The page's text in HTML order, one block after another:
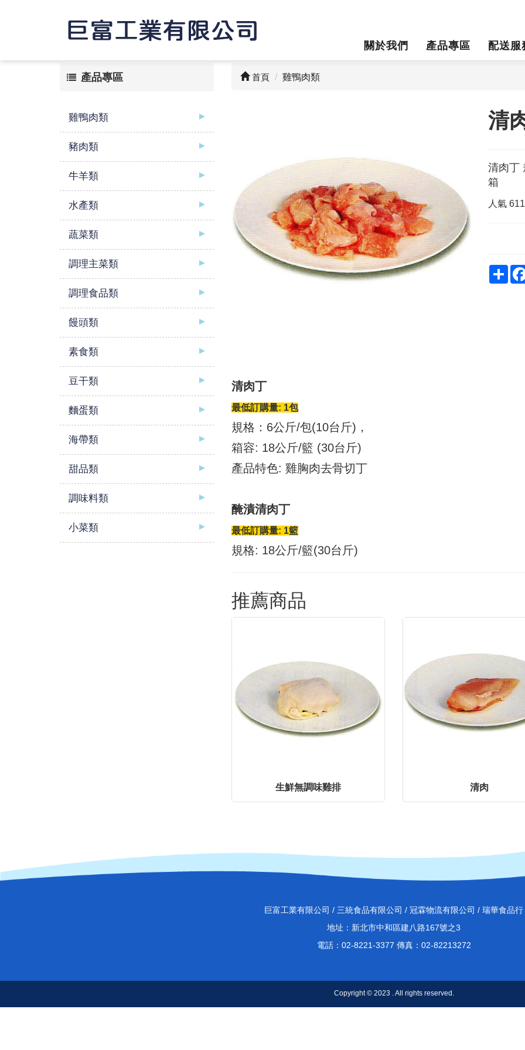
關於我們 產品專區 配送服
產品專區
雞鴨肉類
豬肉類
牛羊類
水產類
蔬菜類
調理主菜類
調理食品類
饅頭類
素食類
豆干類
麵蛋類
海帶類
甜品類
調味料類
小菜類
首頁 雞鴨肉類
清
清肉丁
箱
人氣
清肉丁
最低訂購量: 1包
規格：6公斤/包(10台斤)，
箱容: 18公斤/籃 (30台斤)
產品特色: 雞胸肉去骨切丁
醃漬清肉丁
最低訂購量: 1籃
規格: 18公斤/籃(30台斤)
推薦商品
生鮮無調味雞排 清肉
巨富工業有限公司 / 三統食品有限公司 / 冠霖物流有限公司 / 瑞華食品行
地址：新北市中和區建八路167號之3
電話：02-8221-3377 傳真：02-82213272
Copyright © 2023 . All rights reserved.